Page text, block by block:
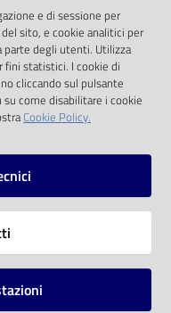
36/2006
e di sessione per
sito, e cookie analitici per
parte degli utenti. Utilizza
fini statistici. I cookie di
cliccando sul pulsante
come disabilitare i cookie
Cookie Policy.